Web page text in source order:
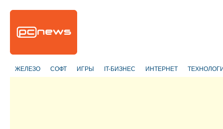
ЖЕЛЕЗО СОФТ ИГРЫ IT-БИЗНЕС ИНТЕРНЕТ